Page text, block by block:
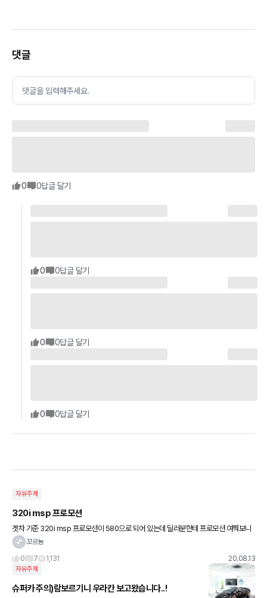
댓글
댓글을 입력해주세요.
0 0답글 달기
0 0답글 달기
0 0답글 달기
0 0답글 달기
자유주제
320i msp 프로모션
겟차 기준 320i msp 프로모션이 580으로 되어 있는데 딜러분한테 프로모션 여쭤보니
600까지 가능하다라고 답변 왔으면 비공식까지 포함된 건가요?
꼬르뇽
0
7 1,131 20.08.13
자유주제
슈퍼카 주의)람보르기니 우라칸 보고왔습니다..!